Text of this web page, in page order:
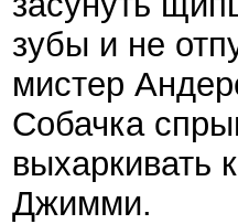
зубы и не
мистер
Собачка
выхаркивать
Джимми.